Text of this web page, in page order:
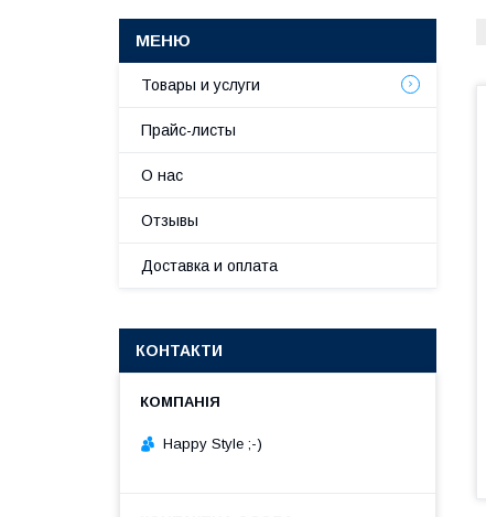
Товары и услуги
Прайс-листы
О нас
Отзывы
Доставка и оплата
КОНТАКТИ
Happy Style ;-)